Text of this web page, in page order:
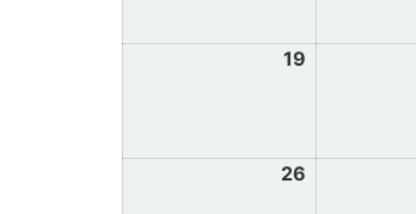
19
26